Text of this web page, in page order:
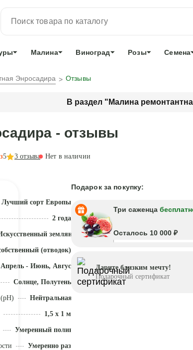
=ЗАБРОНИРОВАТЬЛУЧШЕЕ
Малина Виноград Розы Семена
Энросадира Отзывы
В раздел "Малина
- отзывы
5 3 отзыва Нет в наличии
Лучший сорт Европы
2 года
земляной ком
(отводок)
Апрель - Июнь, Август - Октябрь
Солнце, Полутень
Нейтральная (5,5 - 7)
1,5 x 1 м
Умеренный полив
Умеренно разрастается
Подарок за покупку:
Три саженца
Осталось 10 000 ₽
Дарите близким мечту!
Подарочный сертификат